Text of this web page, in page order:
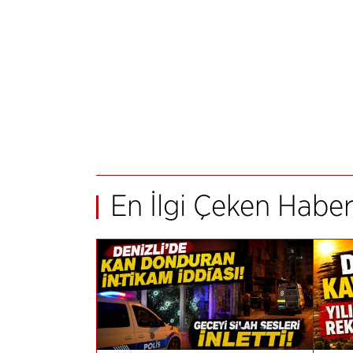
En İlgi Çeken